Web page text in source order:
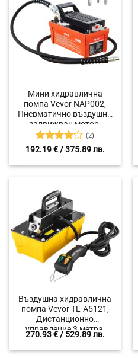
Мини хидравлична
помпа Vevor NAP002,
Пневматично въздушно
задвижван мотор,
Крачна
Оценено
(2)
192.19€/ 375.89 лв.
Въздушна хидравлична
помпа Vevor TL-A5121,
Дистанционно
управление 3 метра,
Налягане до 689 bar
270.93€/ 529.89 лв.